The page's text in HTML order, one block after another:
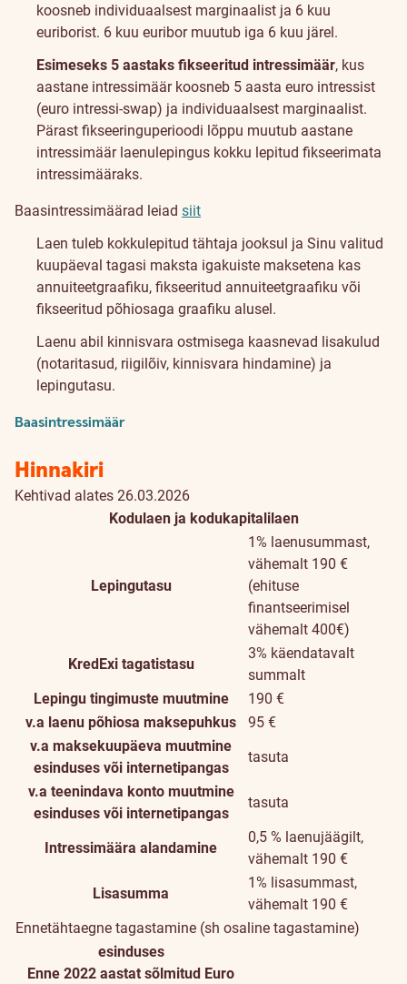
koosneb individuaalsest marginaalist ja 6 kuu
euriborist. 6 kuu euribor muutub iga 6 kuu järel.
Esimeseks 5 aastaks fikseeritud intressimäär, kus
aastane intressimäär koosneb 5 aasta euro intressist
(euro intressi-swap) ja individuaalsest marginaalist.
Pärast fikseeringuperioodi lõppu muutub aastane
intressimäär laenulepingus kokku lepitud fikseerimata
intressimääraks.
Baasintressimäärad leiad siit
Laen tuleb kokkulepitud tähtaja jooksul ja Sinu valitud
kuupäeval tagasi maksta igakuiste maksetena kas
annuiteetgraafiku, fikseeritud annuiteetgraafiku või
fikseeritud põhiosaga graafiku alusel.
Laenu abil kinnisvara ostmisega kaasnevad lisakulud
(notaritasud, riigilõiv, kinnisvara hindamine) ja
lepingutasu.
Baasintressimäär
Hinnakiri
Kehtivad alates 26.03.2026
Kodulaen ja kodukapitalilaen
Lepingutasu
1% laenusummast,
vähemalt 190 €
(ehituse
finantseerimisel
vähemalt 400€)
KredExi tagatistasu
3% käendatavalt
summalt
Lepingu tingimuste muutmine
190 €
v.a laenu põhiosa maksepuhkus
95 €
v.a maksekuupäeva muutmine
esinduses või internetipangas
tasuta
v.a teenindava konto muutmine
esinduses või internetipangas
tasuta
Intressimäära alandamine
0,5 % laenujäägilt,
vähemalt 190 €
Lisasumma
1% lisasummast,
vähemalt 190 €
Ennetähtaegne tagastamine (sh osaline tagastamine)
esinduses
Enne 2022 aastat sõlmitud Euro